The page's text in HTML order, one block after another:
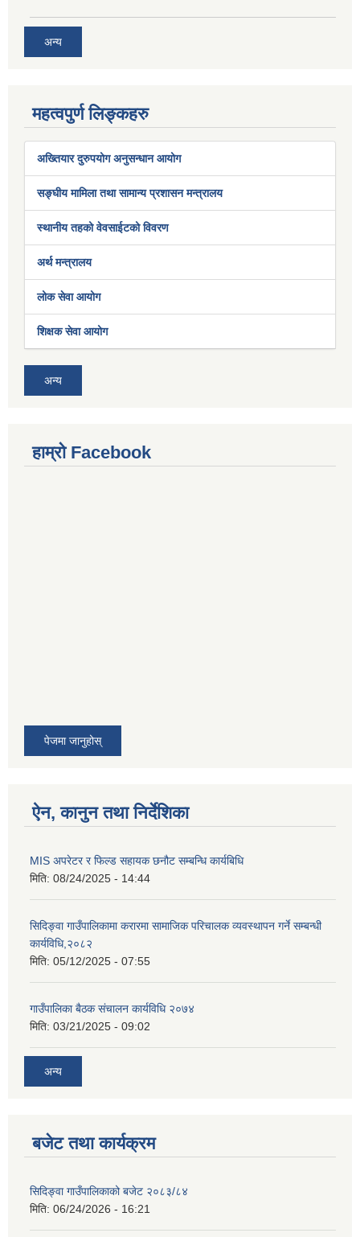
अन्य
महत्वपुर्ण लिङ्कहरु
अख्तियार दुरुपयोग अनुसन्धान आयोग
सङ्घीय मामिला तथा सामान्य प्रशासन मन्त्रालय
स्थानीय तहको वेवसाईटको विवरण
अर्थ मन्त्रालय
लोक सेवा आयोग
शिक्षक सेवा आयोग
अन्य
हाम्रो Facebook
पेजमा जानुहोस्
ऐन, कानुन तथा निर्देशिका
MIS अपरेटर र फिल्ड सहायक छनौट सम्बन्धि कार्यबिधि
मिति: 08/24/2025 - 14:44
सिदिङ्वा गाउँपालिकामा करारमा सामाजिक परिचालक व्यवस्थापन गर्ने सम्बन्धी
कार्यविधि,२०८२
मिति: 05/12/2025 - 07:55
गाउँपालिका बैठक संचालन कार्यविधि २०७४
मिति: 03/21/2025 - 09:02
अन्य
बजेट तथा कार्यक्रम
सिदिङ्वा गाउँपालिकाको बजेट २०८३/८४
मिति: 06/24/2026 - 16:21